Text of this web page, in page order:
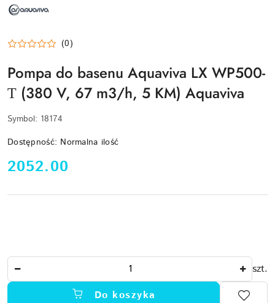
AQUAVIVA
(0)
Pompa do basenu Aquaviva LX WP500-
Т (380 V, 67 m3/h, 5 KM) Aquaviva
Symbol: 18174
Dostępność: Normalna ilość
cena:
2052.00
szt.
Do koszyka